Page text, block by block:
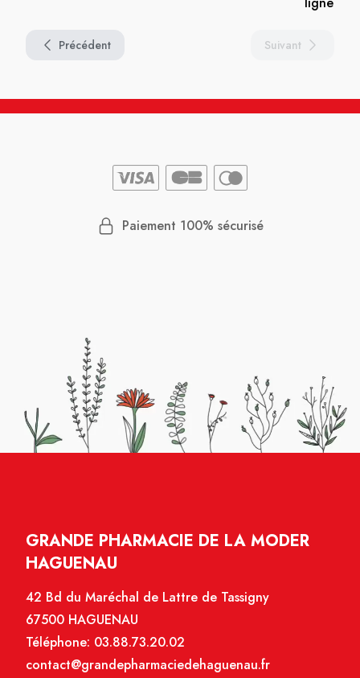
Précédent Suivant
Paiement 100% sécurisé
GRANDE PHARMACIE DE LA MODER
HAGUENAU
42 Bd du Maréchal de Lattre de Tassigny
67500 HAGUENAU
Téléphone: 03.88.73.20.02
contact@grandepharmaciedehaguenau.fr